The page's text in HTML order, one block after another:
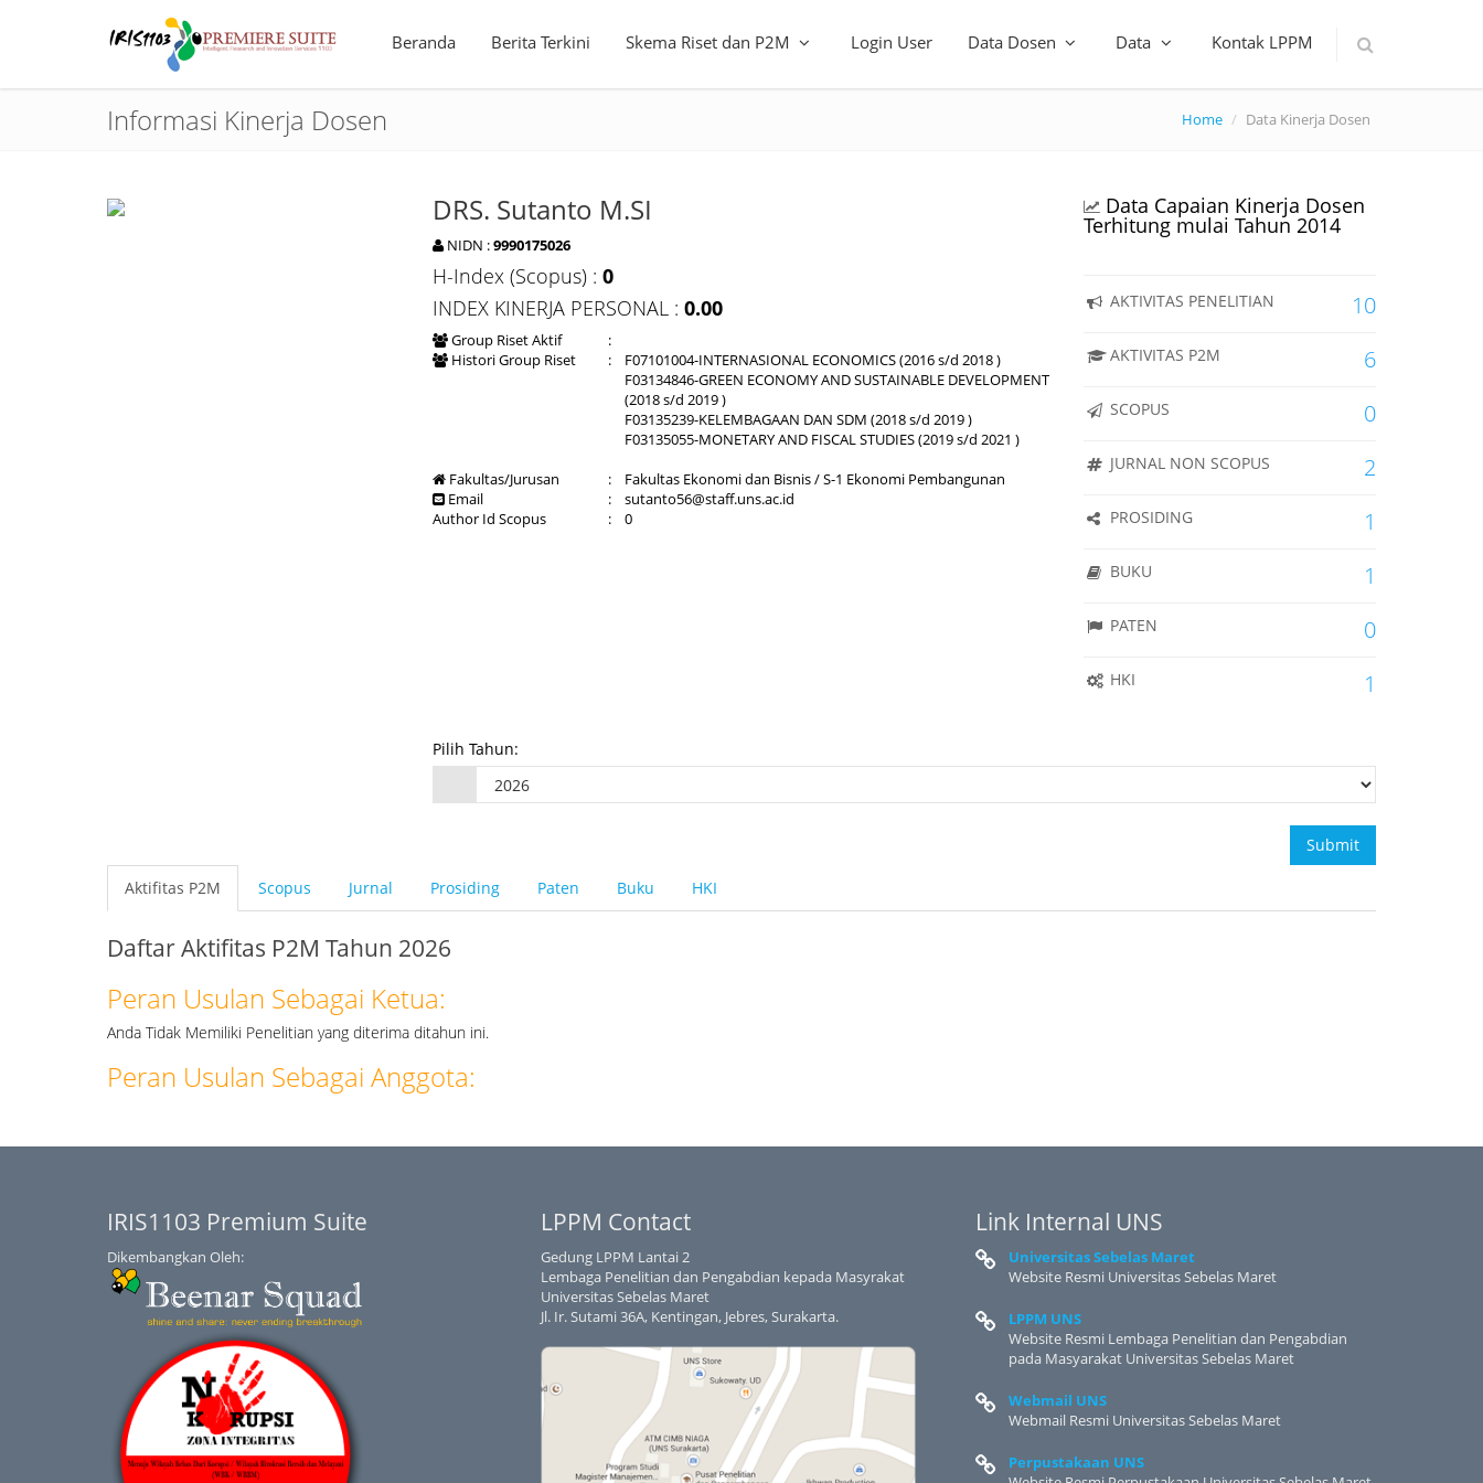
Beranda Berita Terkini Skema Riset dan P2M Login User Data Dosen Data Kontak LPPM
Informasi Kinerja Dosen Home Data Kinerja Dosen
DRS. Sutanto M.SI
NIDN :9990175026
H-Index (Scopus) : 0
INDEX KINERJA PERSONAL : 0.00
Group Riset Aktif
:
Histori Group Riset
:
F07101004-INTERNASIONAL ECONOMICS (2016 s/d 2018 )
F03134846-GREEN ECONOMY AND SUSTAINABLE DEVELOPMENT
(2018 s/d 2019 )
F03135239-KELEMBAGAAN DAN SDM (2018 s/d 2019 )
F03135055-MONETARY AND FISCAL STUDIES (2019 s/d 2021 )
Fakultas/Jurusan
:
Fakultas Ekonomi dan Bisnis / S-1 Ekonomi Pembangunan
Email
:
sutanto56@staff.uns.ac.id
Author Id Scopus
: 0
Data Capaian Kinerja Dosen
Terhitung mulai Tahun 2014
AKTIVITAS PENELITIAN 10
AKTIVITAS P2M 6
SCOPUS 0
JURNAL NON SCOPUS 2
PROSIDING 1
BUKU 1
PATEN 0
HKI 1
Pilih Tahun:
Submit
Aktifitas P2M Scopus Jurnal Prosiding Paten Buku HKI
Daftar Aktifitas P2M Tahun 2026
Peran Usulan Sebagai Ketua:
Anda Tidak Memiliki Penelitian yang diterima ditahun ini.
Peran Usulan Sebagai Anggota:
IRIS1103 Premium Suite
Dikembangkan Oleh:
LPPM Contact
Gedung LPPM Lantai 2
Lembaga Penelitian dan Pengabdian kepada Masyrakat
Universitas Sebelas Maret
Jl. Ir. Sutami 36A, Kentingan, Jebres, Surakarta.
Link Internal UNS
Universitas Sebelas Maret
Website Resmi Universitas Sebelas Maret
LPPM UNS
Website Resmi Lembaga Penelitian dan Pengabdian
pada Masyarakat Universitas Sebelas Maret
Webmail UNS
Webmail Resmi Universitas Sebelas Maret
Perpustakaan UNS